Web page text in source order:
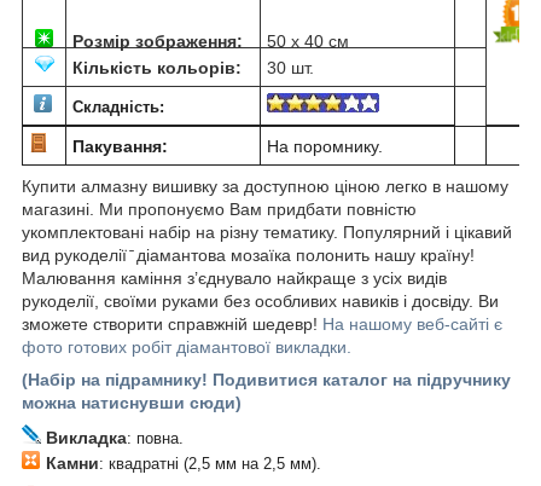
Розмір зображення:
50 х 40 см
Кількість кольорів:
30 шт.
Складність:
Пакування: На поромнику.
Купити алмазну вишивку за доступною ціною легко в нашому
магазині. Ми пропонуємо Вам придбати повністю
укомплектовані набір на різну тематику. Популярний і цікавий
вид рукоделії ̄ діамантова мозаїка полонить нашу країну!
Малювання каміння з’єднувало найкраще з усіх видів
рукоделії, своїми руками без особливих навиків і досвіду. Ви
зможете створити справжній шедевр! На нашому веб-сайті є
фото готових робіт діамантової викладки.
(Набір на підрамнику! Подивитися каталог на підручнику
можна натиснувши сюди)
Викладка: повна.
Камни: квадратні (2,5 мм на 2,5 мм).